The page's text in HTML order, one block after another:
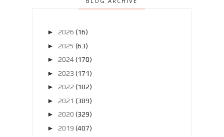
► 2026 (16)
► 2025 (63)
► 2024 (170)
► 2023 (171)
► 2022 (182)
► 2021 (389)
► 2020 (329)
► 2019 (407)